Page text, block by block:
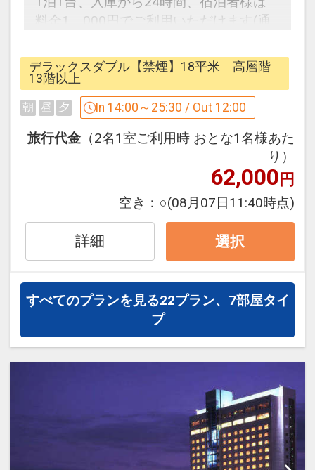
米
□トリプルは、1台がソファーベッドです
《デラックスツインルーム》
□13階～17階で、お部屋の広さ27～28平
米
■ベッドはシモンズ社で、120cm幅セミ
□トリプルは、1台がソファーベッドです
《全室共通》
■インターネットつなぎ放題！LAN接
□パソコンレンタルあり（有料）
■空気洗浄加湿器常設
■マルチ携帯充電器常設
■海外放送(BBC・フェニックス)視聴可能
■高速バス乗り場徒歩１分
設定期間：2022年4月1日～2026年12月
料金1，000円でご利用いただけます(通
途中の入出庫も自由！
※駐車券をチェックイン時にフロントに
てご提示ください
□7階～12階で、お部屋の広さ18平米
■ベッドはシモンズ社で、ゆったり
160cm幅ダブルベッドを採用
《デラックスダブルルーム》
■ベッドはシモンズ社で、ゆったり
160cm幅ダブルベッドを採用
《スーペリアツインルーム》
■ベッドはシモンズ社で、120cm幅セミ
□トリプルは、1台がソファーベッドです
デラックスダブル【禁煙】18平米 高層階
13階以上
朝 昼 夕 In 14:00～25:30 / Out 12:00
旅行代金 （2名1室ご利用時 おとな1名様あた
り）
62,000円
空き： ○(08月07日11:40時点)
詳細 選択
すべてのプランを見る22プラン、7部屋タイ
プ